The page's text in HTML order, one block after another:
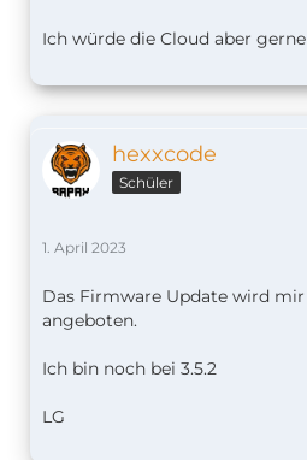
Ich würde die Cloud aber
hexxcode
Schüler
1. April 2023
Das Firmware Update wird
angeboten.
Ich bin noch bei 3.5.2
LG